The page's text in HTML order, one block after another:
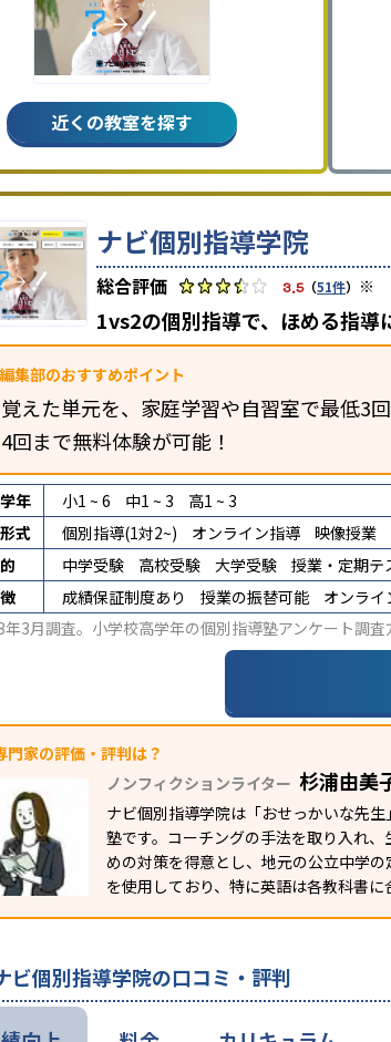
近くの教室を探す
ナビ個別指導学院
3.5（51件） ※
1vs2の個別指導で、ほめる指導
編集部のおすすめポイント
覚えた単元を、家庭学習や自習室で最低3
4回まで無料体験が可能！
年 小1 ~ 6 中1 ~ 3
高1 ~ 3
式
個別指導(1対2~) オンライン指導
映像授業
中学受験 高校受験 大学受験 授業・定期テ
成績保証制度あり 授業の振替可能 オンライ
3月調査。 小学校高学年の個別指導塾アンケート調査
門家の評価・評判は？
ノンフィクションライター 杉浦由美
ナビ個別指導学院は「おせっかいな先
塾です。コーチングの手法を取り入れ
めの対策を得意とし、地元の公立中学
を使用しており、特に英語は各教科書
ビ個別指導学院の口コミ・評判